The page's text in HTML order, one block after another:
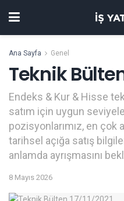
Ana Sayfa Genel
Teknik
Endeks & Kur & Hisse
satım için uygun
pozisyonlarımız, en çok
tarihsel açığa satış
anlamda ayrışmasını
8 Mayıs 2026